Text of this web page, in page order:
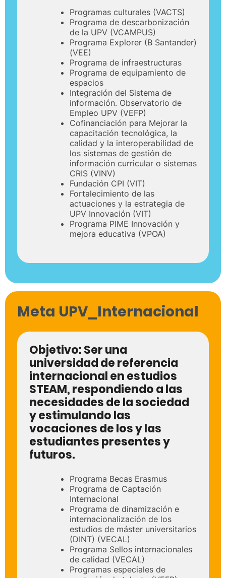
Programas culturales (VACTS)
Programa de descarbonización
de la UPV (VCAMPUS)
Programa Explorer (B Santander)
(VEE)
Programa de infraestructuras
Programa de equipamiento de
espacios
Integración del Sistema de
información. Observatorio de
Empleo UPV (VEFP)
Cofinanciación para Mejorar la
capacitación tecnológica, la
calidad y la interoperabilidad de
los sistemas de gestión de
información curricular o sistemas
CRIS (VINV)
Fundación CPI (VIT)
Fortalecimiento de las
actuaciones y la estrategia de
UPV Innovación (VIT)
Programa PIME Innovación y
mejora educativa (VPOA)
Meta UPV_Internacional
Objetivo:Ser una
universidad de referencia
internacional en estudios
STEAM, respondiendo a las
necesidades de la sociedad
y estimulando las
vocaciones de los y las
estudiantes presentes y
futuros.
Programa Becas Erasmus
Programa de Captación
Internacional
Programa de dinamización e
internacionalización de los
estudios de máster universitarios
(DINT) (VECAL)
Programa Sellos internacionales
de calidad (VECAL)
Programas especiales de